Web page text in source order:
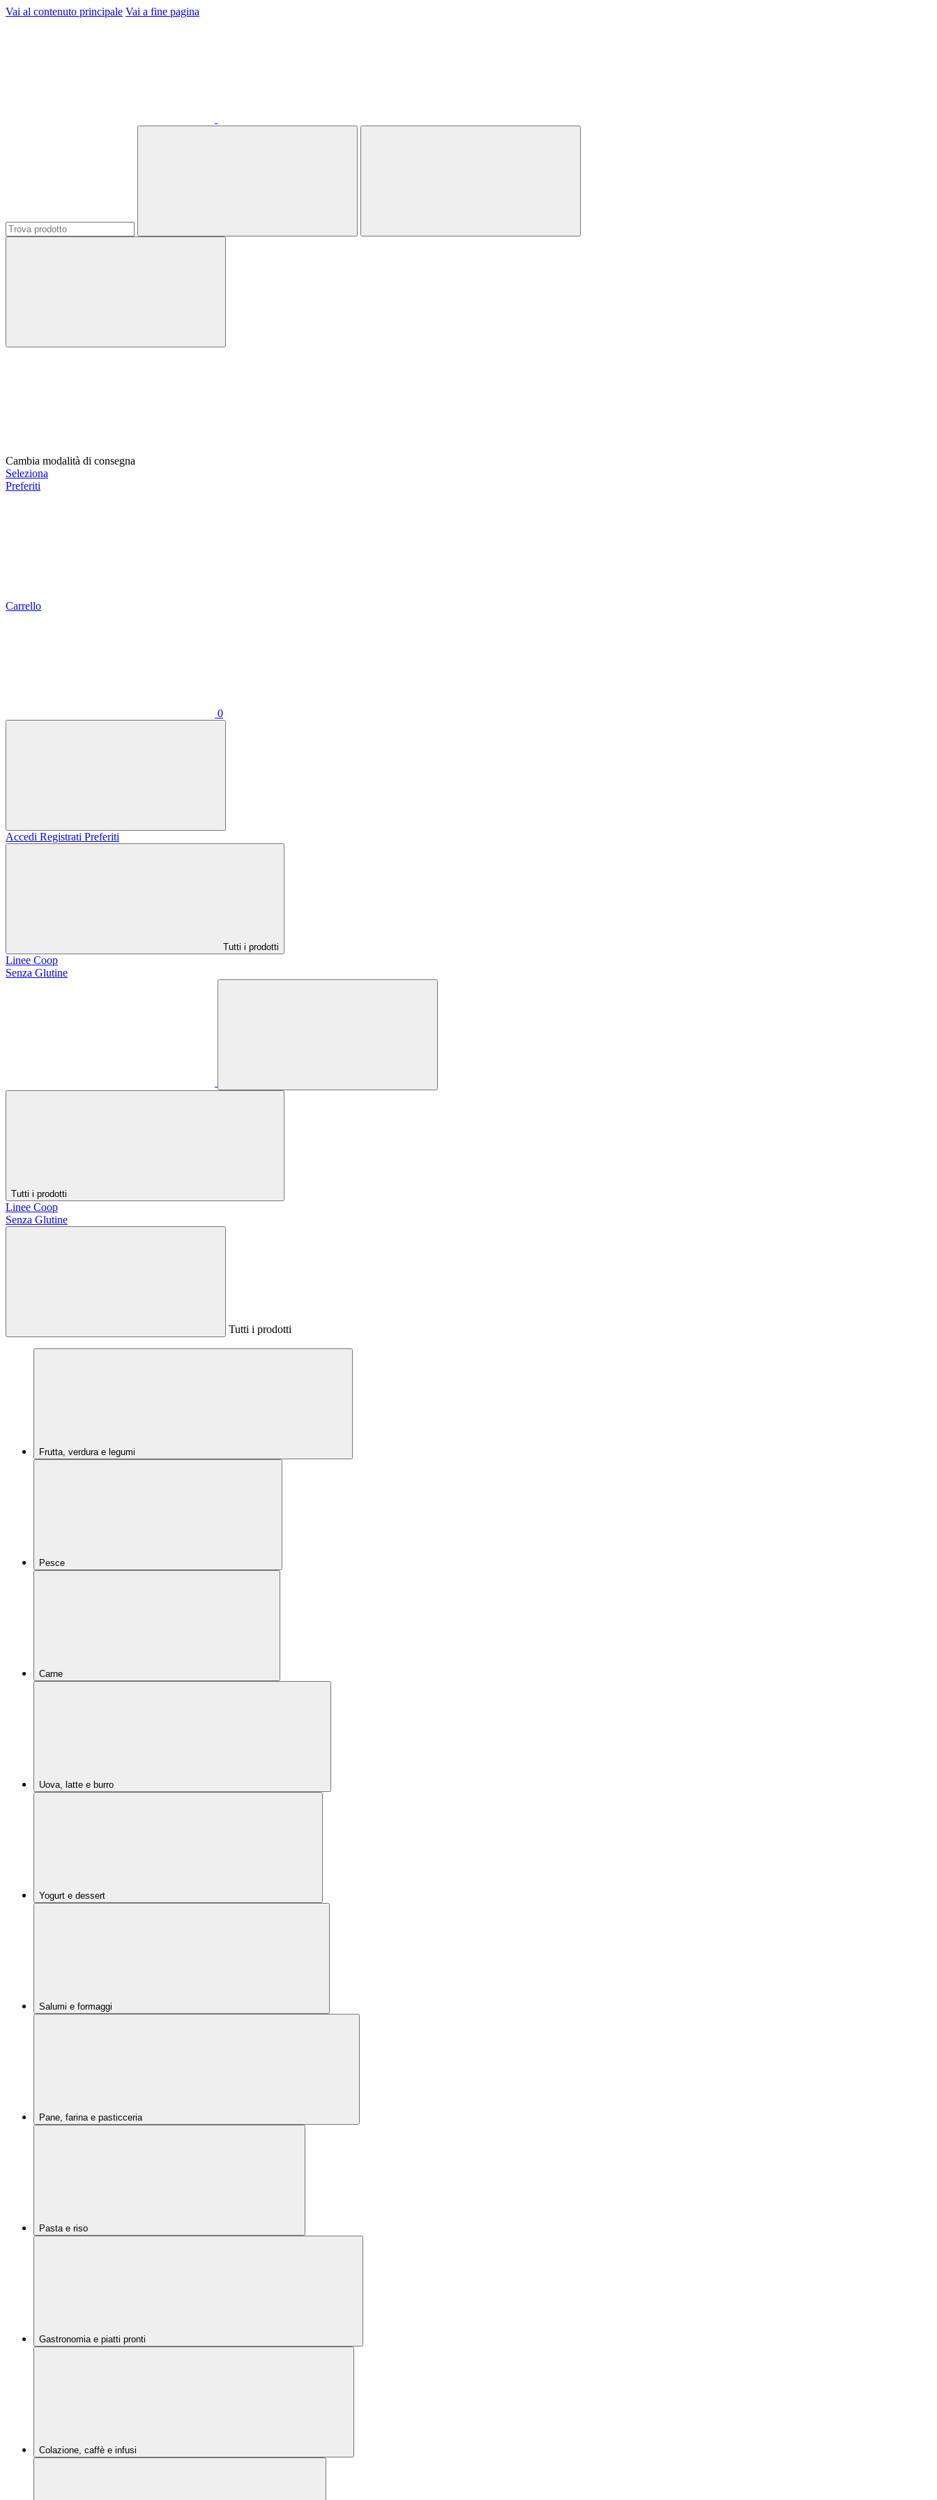
Vai al contenuto principale Vai a fine pagina
Cambia modalità di consegna
Seleziona
Preferiti
Carrello
0
Accedi Registrati Preferiti
Tutti i prodotti
Linee Coop
Senza Glutine
Tutti i prodotti
Linee Coop
Senza Glutine
Tutti i prodotti
Frutta, verdura e legumi
Pesce
Carne
Uova, latte e burro
Yogurt e dessert
Salumi e formaggi
Pane, farina e pasticceria
Pasta e riso
Gastronomia e piatti pronti
Colazione, caffè e infusi